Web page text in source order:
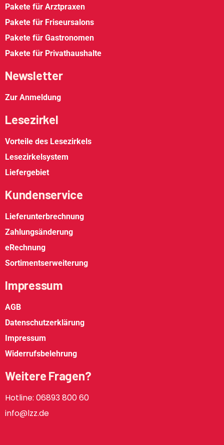
Pakete für Arztpraxen
Pakete für Friseursalons
Pakete für Gastronomen
Pakete für Privathaushalte
Newsletter
Zur Anmeldung
Lesezirkel
Vorteile des Lesezirkels
Lesezirkelsystem
Liefergebiet
Kundenservice
Lieferunterbrechnung
Zahlungsänderung
eRechnung
Sortimentserweiterung
Impressum
AGB
Datenschutzerklärung
Impressum
Widerrufsbelehrung
Weitere Fragen?
Hotline: 06893 800 60
info@lzz.de